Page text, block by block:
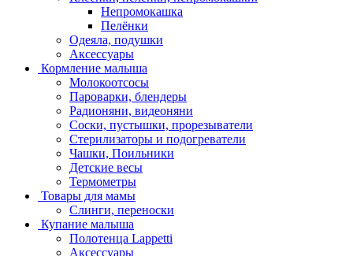
Непромокашка
Пелёнки
Одеяла, подушки
Аксессуары
Кормление малыша
Молокоотсосы
Пароварки, блендеры
Радионяни, видеоняни
Соски, пустышки, прорезыватели
Стерилизаторы и подогреватели
Чашки, Поильники
Детские весы
Термометры
Товары для мамы
Слинги, переноски
Купание малыша
Полотенца Lappetti
Аксессуары